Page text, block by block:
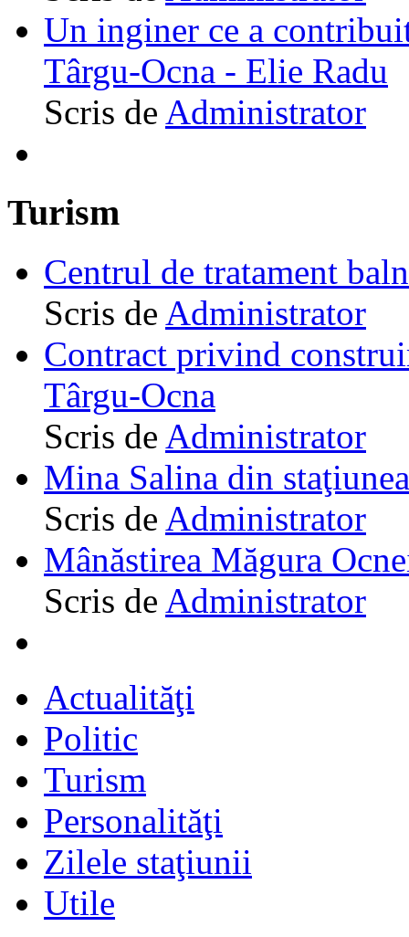
Un inginer ce a
Târgu-Ocna - Elie Radu
Scris de Administrator
Turism
Centrul de tratament
Scris de Administrator
Contract privind
Târgu-Ocna
Scris de Administrator
Mina Salina din
Scris de Administrator
Mânăstirea Măgura
Scris de Administrator
Actualităţi
Politic
Turism
Personalităţi
Zilele staţiunii
Utile